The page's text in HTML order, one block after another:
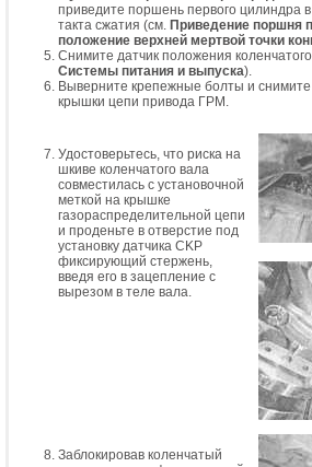
приведите поршень первого цилиндра
такта сжатия (см. Приведение поршня
положение верхней мертвой точки
Снимите датчик положения
Системы питания и выпуска).
Выверните крепежные болты и
крышки цепи привода ГРМ.
Удостоверьтесь, что риска на
шкиве коленчатого вала
совместилась с установочной
меткой на крышке
газораспределительной цепи
и проденьте в отверстие под
установку датчика CKP
фиксирующий стержень,
введя его в зацепление с
вырезом в теле вала.
Заблокировав коленчатый